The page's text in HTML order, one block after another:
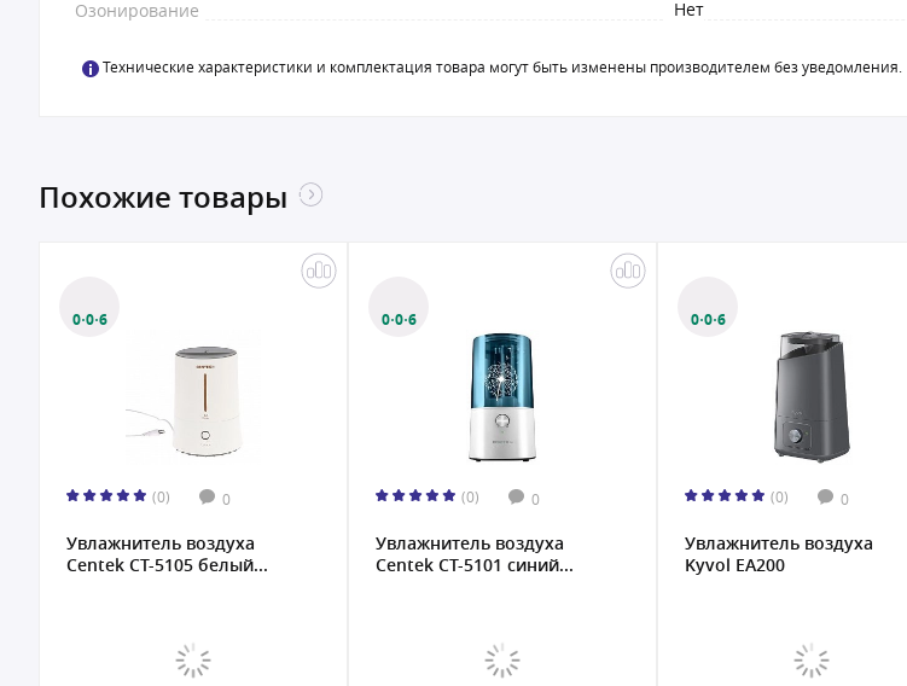
Озонирование Нет
Технические характеристики и комплектация товара могут быть изменены производителем без уведомления.
Похожие товары
0·0·6
(0) 0
Увлажнитель воздуха
Centek СТ-5105 белый...
0·0·6
(0) 0
Увлажнитель воздуха
Centek СТ-5101 синий...
0·0·6
(0) 0
Увлажнитель воздуха
Kyvol EA200